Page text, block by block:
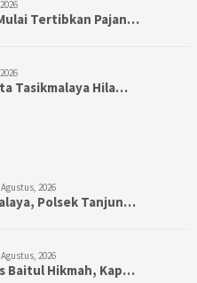
Tertibkan Pajan…
Tasikmalaya Hila…
2026
Polsek Tanjun…
2026
Baitul Hikmah, Kap…